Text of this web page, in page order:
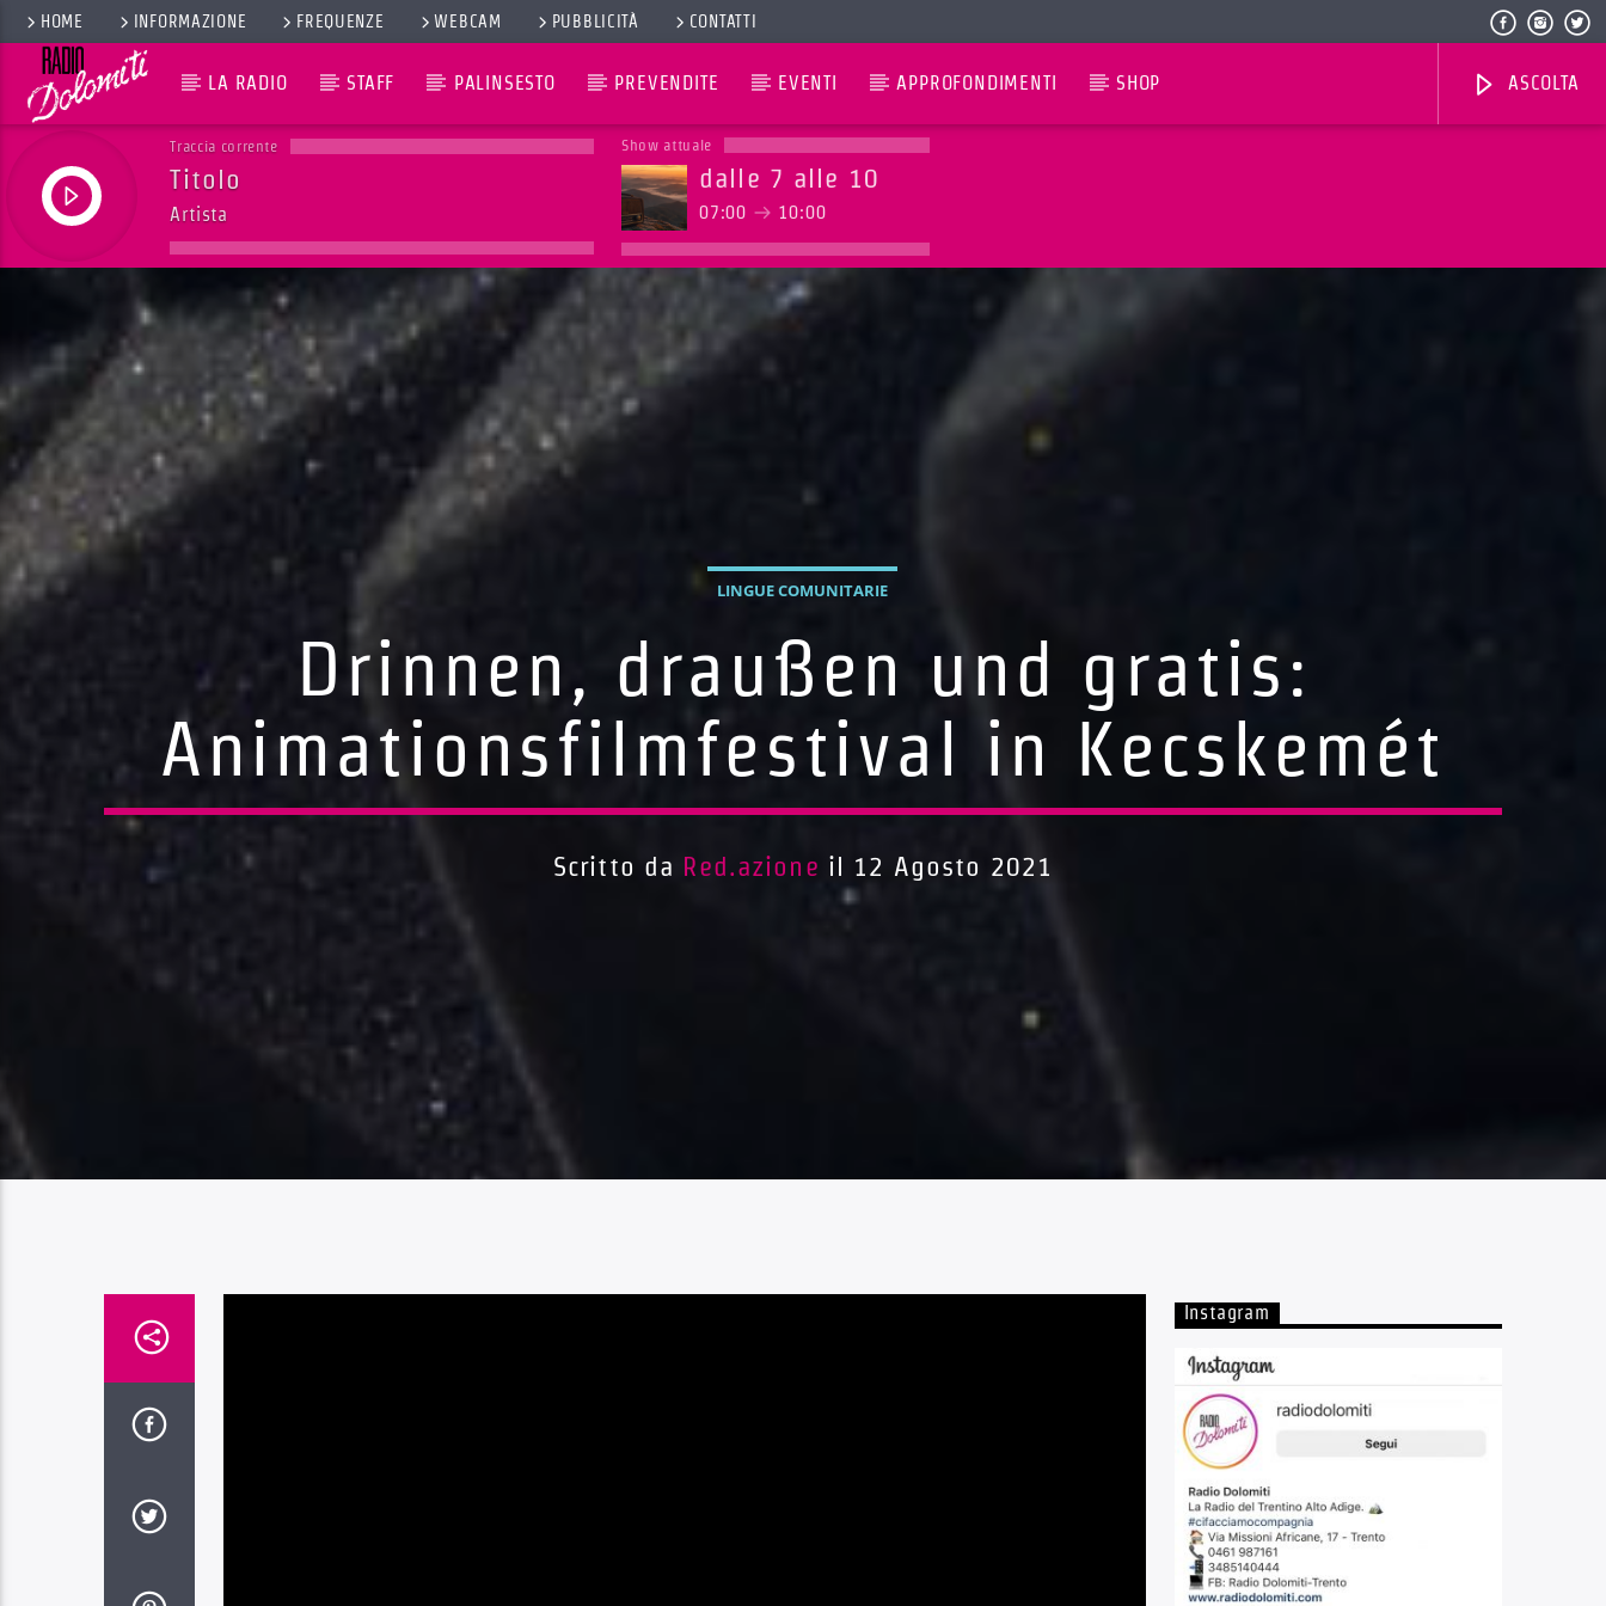
HOME INFORMAZIONE FREQUENZE WEBCAM PUBBLICITÀ CONTATTI
LA RADIO STAFF PALINSESTO PREVENDITE EVENTI APPROFONDIMENTI SHOP ASCOLTA
Traccia corrente
Titolo
Artista
Show attuale
dalle 7 alle 10
07:00 10:00
LINGUE COMUNITARIE
Drinnen, draußen und gratis:
Animationsfilmfestival in Kecskemét
Scritto da Red.azione il 12 Agosto 2021
Instagram